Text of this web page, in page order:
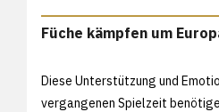
Füche kämpfen um
Diese Unterstützung und
vergangenen Spielzeit